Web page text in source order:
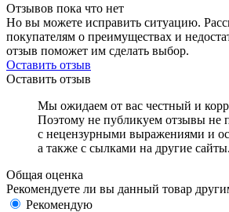
Отзывов пока что нет
Но вы можете исправить ситуацию.
покупателям о преимуществах и
отзыв поможет им сделать выбор.
Оставить отзыв
Оставить отзыв
Мы ожидаем от вас честный и
Поэтому не публикуем отзывы не
с нецензурными выражениями и
а также с сылками на другие сайты.
Общая оценка
Рекомендуете ли вы данный товар
Рекомендую